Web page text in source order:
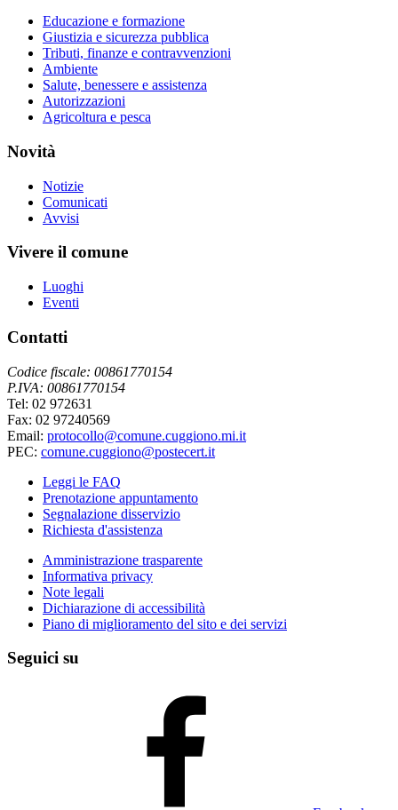
Educazione e formazione
Giustizia e sicurezza pubblica
Tributi, finanze e contravvenzioni
Ambiente
Salute, benessere e assistenza
Autorizzazioni
Agricoltura e pesca
Novità
Notizie
Comunicati
Avvisi
Vivere il comune
Luoghi
Eventi
Contatti
Codice fiscale: 00861770154
P.IVA: 00861770154
Tel: 02 972631
Fax: 02 97240569
Email: protocollo@comune.cuggiono.mi.it
PEC: comune.cuggiono@postecert.it
Leggi le FAQ
Prenotazione appuntamento
Segnalazione disservizio
Richiesta d'assistenza
Amministrazione trasparente
Informativa privacy
Note legali
Dichiarazione di accessibilità
Piano di miglioramento del sito e dei servizi
Seguici su